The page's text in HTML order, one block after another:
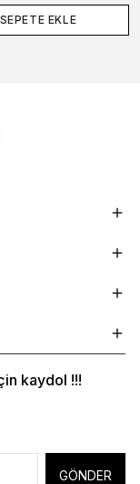
SEPETE EKLE
kaydol !!!
GÖNDER